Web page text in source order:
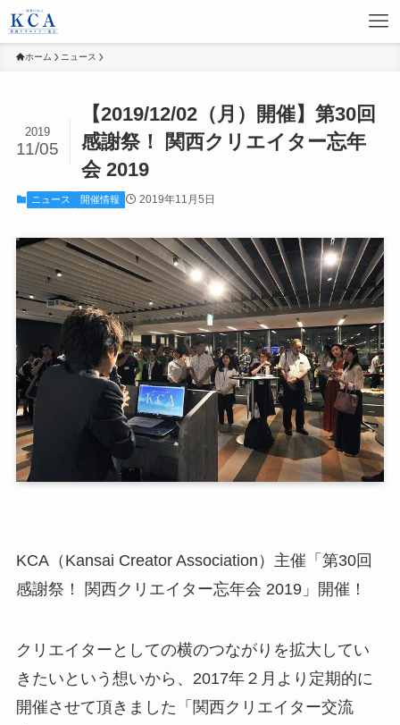
ホーム ニュース
【2019/12/02（月）開催】第30回
感謝祭！ 関西クリエイター忘年
会 2019
2019
11/05
ニュース 開催情報 2019年11月5日
KCA（Kansai Creator Association）主催「第30回
感謝祭！ 関西クリエイター忘年会 2019」開催！
クリエイターとしての横のつながりを拡大してい
きたいという想いから、2017年２月より定期的に
開催させて頂きました「関西クリエイター交流